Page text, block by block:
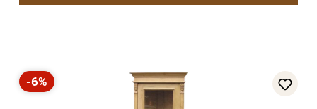
Rabatt
-6%